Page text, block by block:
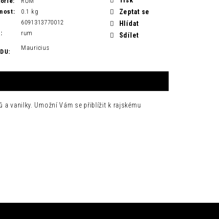
:
0.1 kg
6091313770012
:
rum
:
Mauricius
Zeptat se
Hlídat
Sdílet
vanilky. Umožní Vám se přiblížit k rajskému